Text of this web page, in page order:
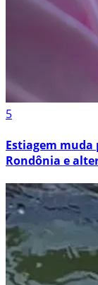
5
Estiagem
Rondônia e